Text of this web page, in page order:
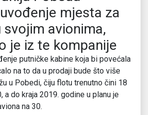
mjesta za
svojim avionima,
je iz te kompanije
putničke kabine koja bi povećala
na to da u prodaji bude što više
u Pobedi, čiju flotu trenutno čini 18
a do kraja 2019. godine u planu je
na 30.